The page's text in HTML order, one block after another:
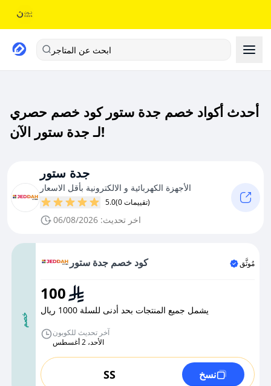
ابحث عن المتاجر
أحدث أكواد خصم جدة ستور كود خصم حصري
لـ جدة ستور الآن!
جدة ستور
الأجهزة الكهربائية و الالكترونية بأقل الاسعار
5.0 (0 تقييمات)
اخر تحديث: 06/08/2026
خصم
كود خصم جدة ستور مُوثَّق
100
يشمل جميع المنتجات بحد أدنى للسلة 1000 ريال
آخر تحديث للكوبون
الأحد، 2 أغسطس
SS نسخ